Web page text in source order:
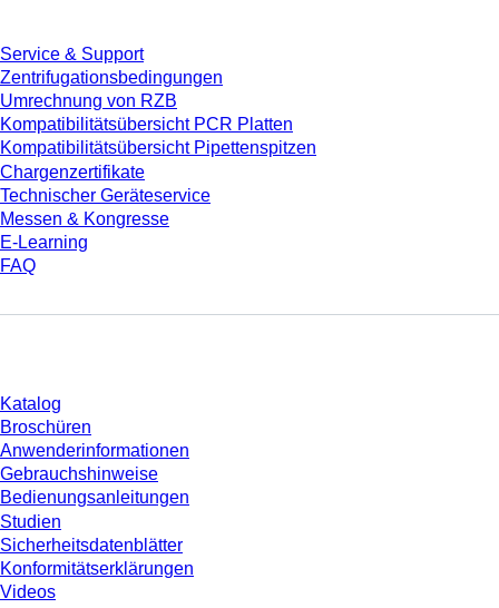
Service & Support
Zentrifugationsbedingungen
Umrechnung von RZB
Kompatibilitätsübersicht PCR Platten
Kompatibilitätsübersicht Pipettenspitzen
Chargenzertifikate
Technischer Geräteservice
Messen & Kongresse
E-Learning
FAQ
Katalog
Broschüren
Anwenderinformationen
Gebrauchshinweise
Bedienungsanleitungen
Studien
Sicherheitsdatenblätter
Konformitätserklärungen
Videos